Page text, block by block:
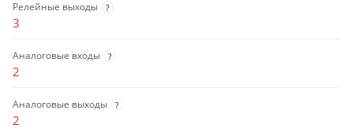
Релейные выходы ?
3
Аналоговые входы ?
2
Аналоговые выходы ?
2